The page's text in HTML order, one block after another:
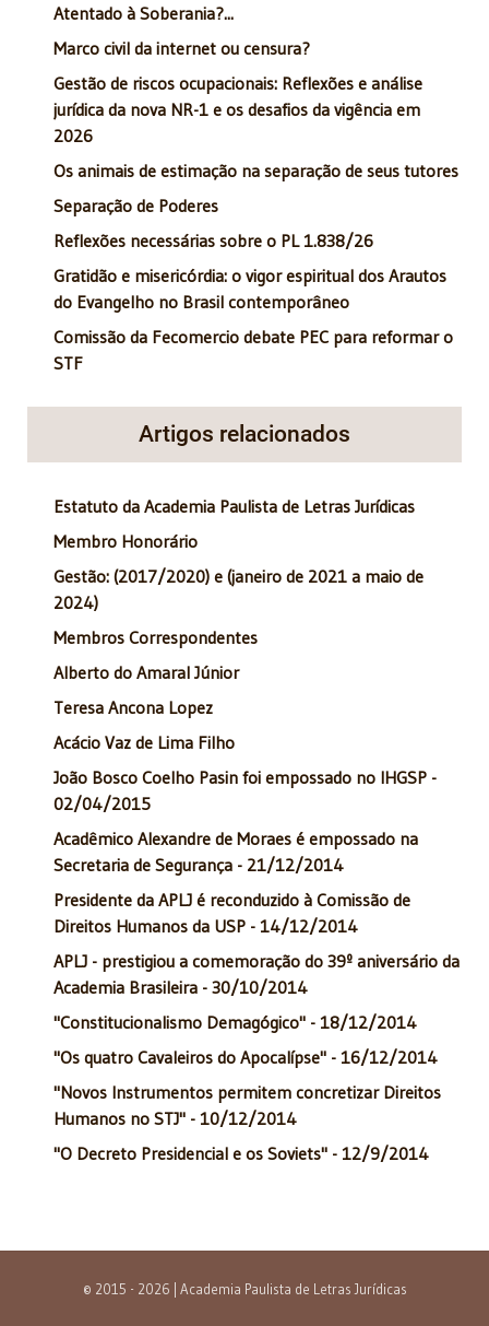
Atentado à Soberania?...
Marco civil da internet ou censura?
Gestão de riscos ocupacionais: Reflexões e análise
jurídica da nova NR-1 e os desafios da vigência em
2026
Os animais de estimação na separação de seus tutores
Separação de Poderes
Reflexões necessárias sobre o PL 1.838/26
Gratidão e misericórdia: o vigor espiritual dos Arautos
do Evangelho no Brasil contemporâneo
Comissão da Fecomercio debate PEC para reformar o
STF
Artigos relacionados
Estatuto da Academia Paulista de Letras Jurídicas
Membro Honorário
Gestão: (2017/2020) e (janeiro de 2021 a maio de
2024)
Membros Correspondentes
Alberto do Amaral Júnior
Teresa Ancona Lopez
Acácio Vaz de Lima Filho
João Bosco Coelho Pasin foi empossado no IHGSP -
02/04/2015
Acadêmico Alexandre de Moraes é empossado na
Secretaria de Segurança - 21/12/2014
Presidente da APLJ é reconduzido à Comissão de
Direitos Humanos da USP - 14/12/2014
APLJ - prestigiou a comemoração do 39º aniversário da
Academia Brasileira - 30/10/2014
"Constitucionalismo Demagógico" - 18/12/2014
"Os quatro Cavaleiros do Apocalípse" - 16/12/2014
"Novos Instrumentos permitem concretizar Direitos
Humanos no STJ" - 10/12/2014
"O Decreto Presidencial e os Soviets" - 12/9/2014
© 2015 - 2026 | Academia Paulista de Letras Jurídicas